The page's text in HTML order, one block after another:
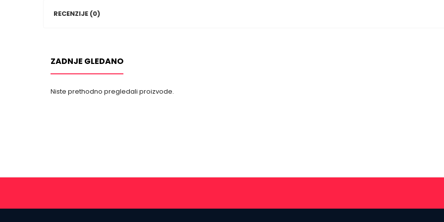
RECENZIJE (0)
ZADNJE GLEDANO
Niste prethodno pregledali proizvode.